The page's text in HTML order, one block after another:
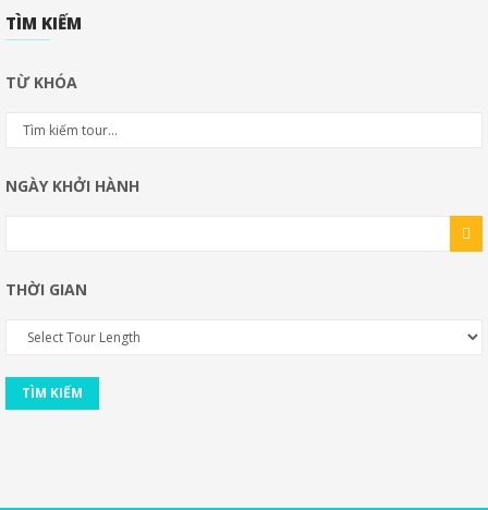
TÌM KIẾM
TỪ KHÓA
NGÀY KHỞI HÀNH
THỜI GIAN
TÌM KIẾM